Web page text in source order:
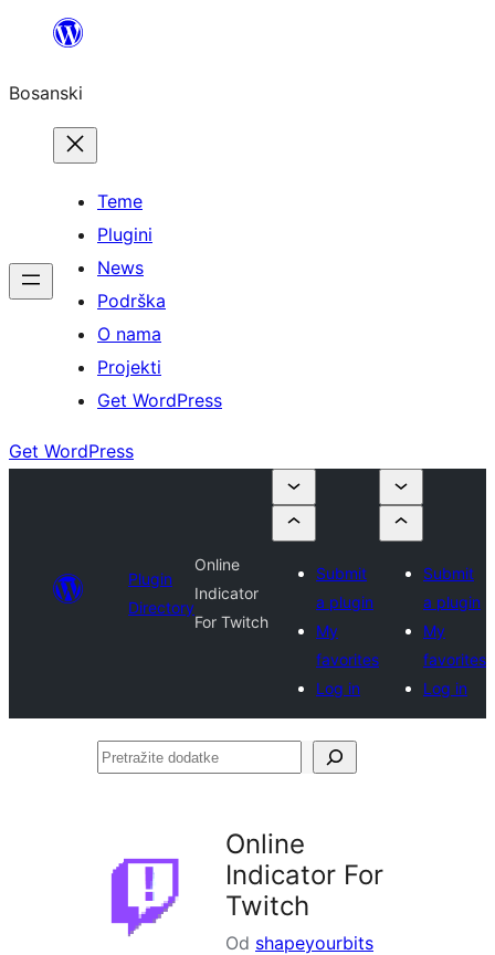
sadržaj
Bosanski
Teme
Plugini
News
Podrška
O nama
Projekti
Get WordPress
Get WordPress
Plugin
Directory
Online
Indicator
For Twitch
Submit
a plugin
My
favorites
Log in
Submit
a plugin
My
favorites
Log in
Pretražite
Online
Indicator For
Twitch
Od shapeyourbits